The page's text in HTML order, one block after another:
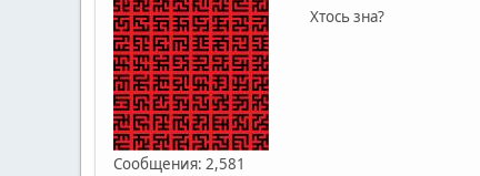
Сообщения: 2,581
Хтось зна?